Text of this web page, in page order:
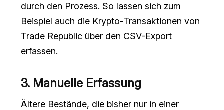
durch den Prozess. So lassen sich zum
Beispiel auch die Krypto-Transaktionen von
Trade Republic über den CSV-Export
erfassen.
3. Manuelle Erfassung
Ältere Bestände, die bisher nur in einer